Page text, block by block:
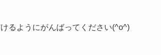
るようにがんばってください(^o^)